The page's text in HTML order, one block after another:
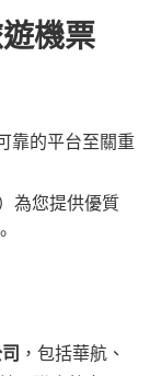
機票
靠的平台至關重
為您提供優質
，包括華航、